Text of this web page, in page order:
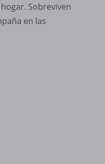
Sobreviven
en las